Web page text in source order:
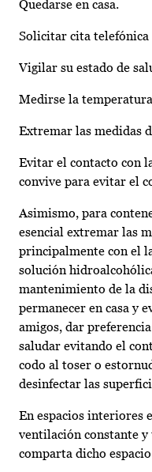
Quedarse en casa.
Solicitar cita telefónica
Vigilar su estado de
Medirse la
Extremar las medidas
Evitar el contacto con
convive para evitar el
Asimismo, para
esencial extremar las
principalmente con el
solución
mantenimiento de la
permanecer en casa y
amigos, dar
saludar evitando el
codo al toser o
desinfectar las
En espacios interiores
ventilación constante
comparta dicho